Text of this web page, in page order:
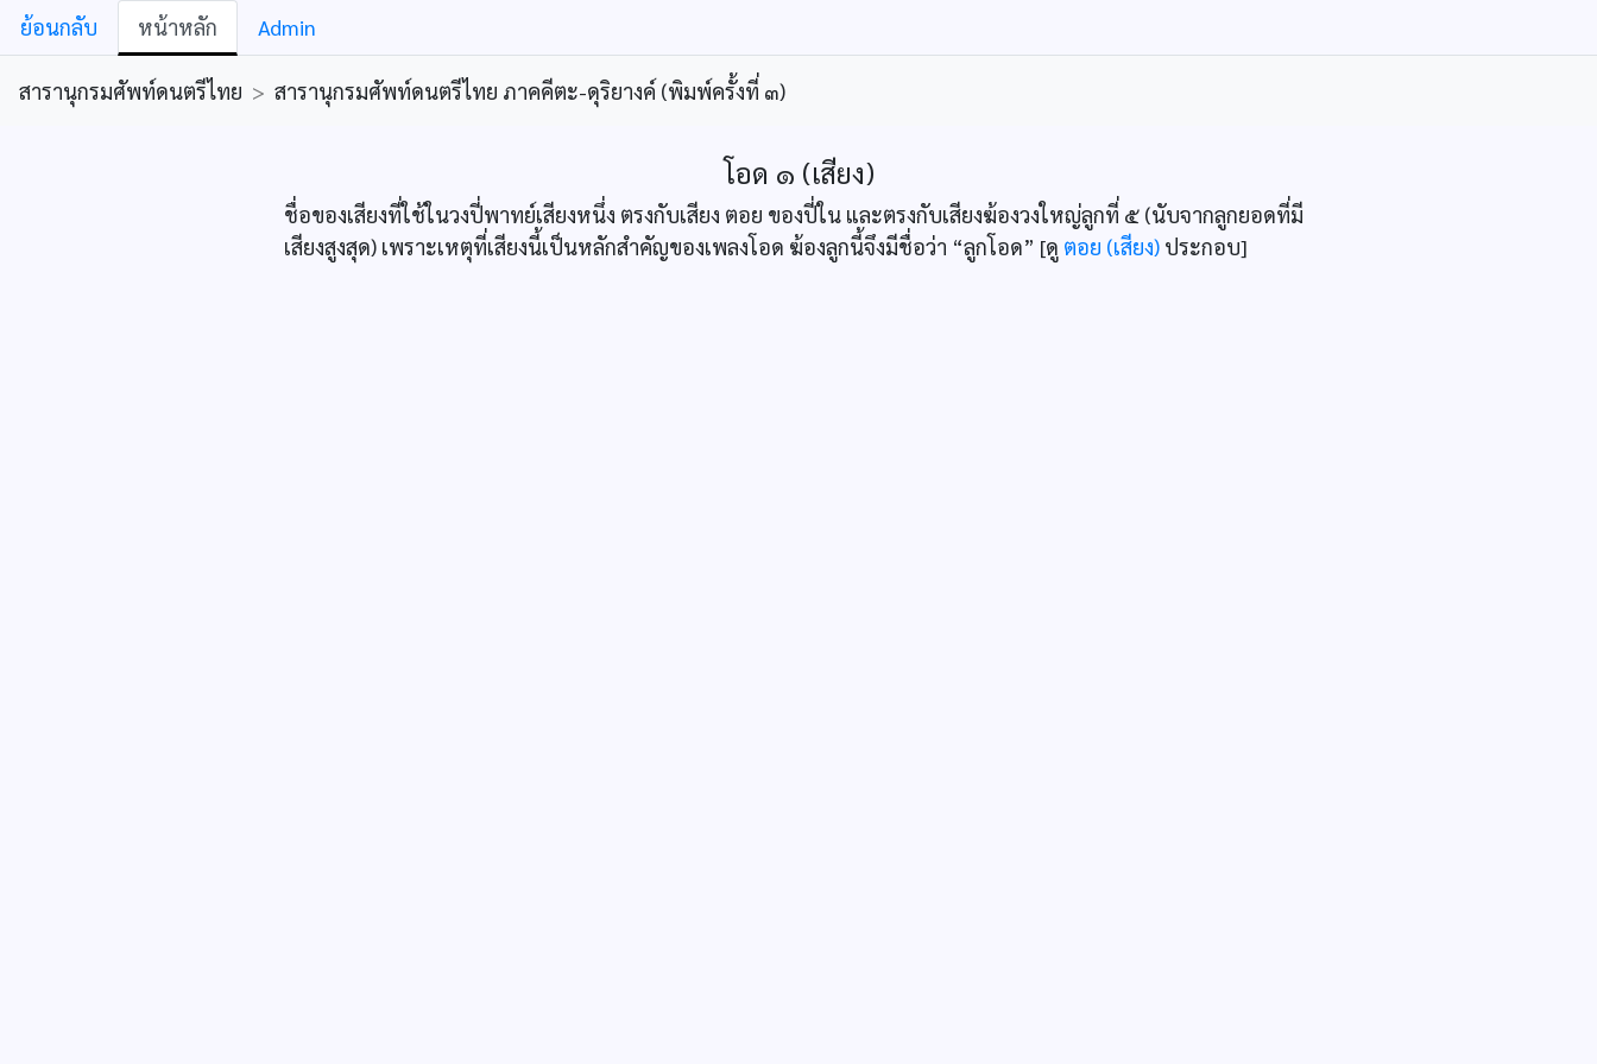
ย้อนกลับ หน้าหลัก Admin
สารานุกรมศัพท์ดนตรีไทย > สารานุกรมศัพท์ดนตรีไทย ภาคคีตะ-ดุริยางค์ (พิมพ์ครั้งที่ ๓)
โอด ๑ (เสียง)
ชื่อของเสียงที่ใช้ในวงปี่พาทย์เสียงหนึ่ง ตรงกับเสียง ตอย ของปี่ใน และตรงกับเสียงฆ้องวงใหญ่ลูกที่ ๕ (นับจากลูกยอดที่มี
เสียงสูงสุด) เพราะเหตุที่เสียงนี้เป็นหลักสำคัญของเพลงโอด ฆ้องลูกนี้จึงมีชื่อว่า “ลูกโอด” [ดู ตอย (เสียง) ประกอบ]